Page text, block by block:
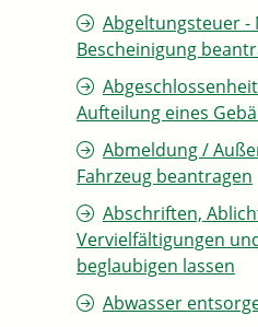
Abgeltungsteuer -
Bescheinigung
Aufteilung eines
Abmeldung /
Fahrzeug beantragen
Abschriften,
Vervielfältigungen
beglaubigen lassen
Abwasser